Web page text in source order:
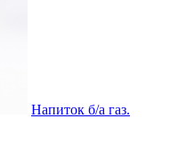
Напиток б/а газ.